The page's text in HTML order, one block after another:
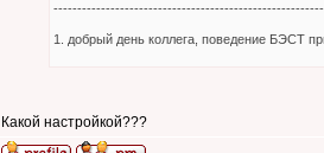
1. добрый день коллега, поведение БЭСТ
Какой настройкой???